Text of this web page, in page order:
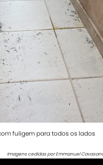
fuligem para todos os lados
Imagens cedidas por Emmanuel